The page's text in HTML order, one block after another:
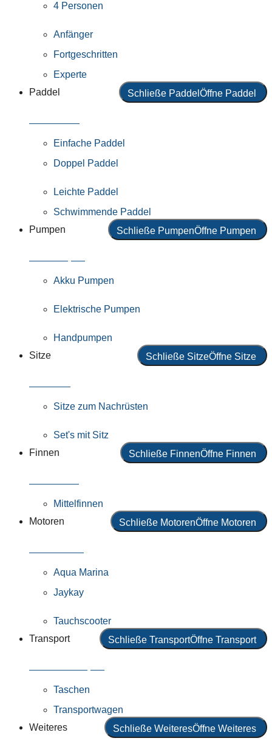
4 Personen
Anfänger
Fortgeschritten
Experte
Paddel
Schließe Paddel Öffne Paddel
Einfache Paddel
Doppel Paddel
Leichte Paddel
Schwimmende Paddel
Pumpen
Schließe PumpenÖffne Pumpen
Akku Pumpen
Elektrische Pumpen
Handpumpen
Sitze
Schließe SitzeÖffne Sitze
Sitze zum Nachrüsten
Set's mit Sitz
Finnen
Schließe FinnenÖffne Finnen
Mittelfinnen
Motoren
Schließe MotorenÖffne Motoren
Aqua Marina
Jaykay
Tauchscooter
Transport
Schließe TransportÖffne Transport
Taschen
Transportwagen
Weiteres
Schließe WeiteresÖffne Weiteres